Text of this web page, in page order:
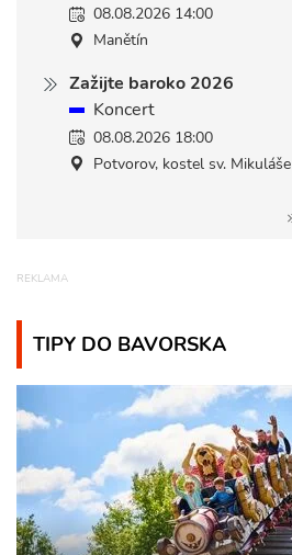
08.08.2026 14:00
Manětín
Zažijte baroko 2026
Koncert
08.08.2026 18:00
Potvorov, kostel sv. Mikuláše
TIPY DO BAVORSKA